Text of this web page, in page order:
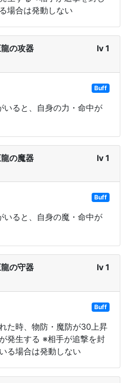
場合は発動しない
龍の攻器 lv 1
Buff
いると、自身の力・命中が
の魔器 lv 1
Buff
いると、自身の魔・命中が
龍の守器 lv 1
Buff
た時、物防・魔防が30上昇
発生する ※相手が追撃を封
る場合は発動しない